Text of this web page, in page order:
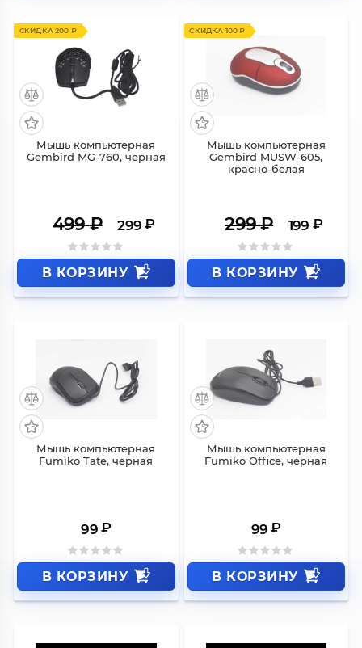
СКИДКА 200 ₽
Мышь компьютерная
Gembird MG-760, черная
499₽ 299 ₽
В КОРЗИНУ
СКИДКА 100 ₽
Мышь компьютерная
Gembird MUSW-605,
красно-белая
299₽ 199 ₽
В КОРЗИНУ
Мышь компьютерная
Fumiko Tate, черная
99 ₽
В КОРЗИНУ
Мышь компьютерная
Fumiko Office, черная
99 ₽
В КОРЗИНУ